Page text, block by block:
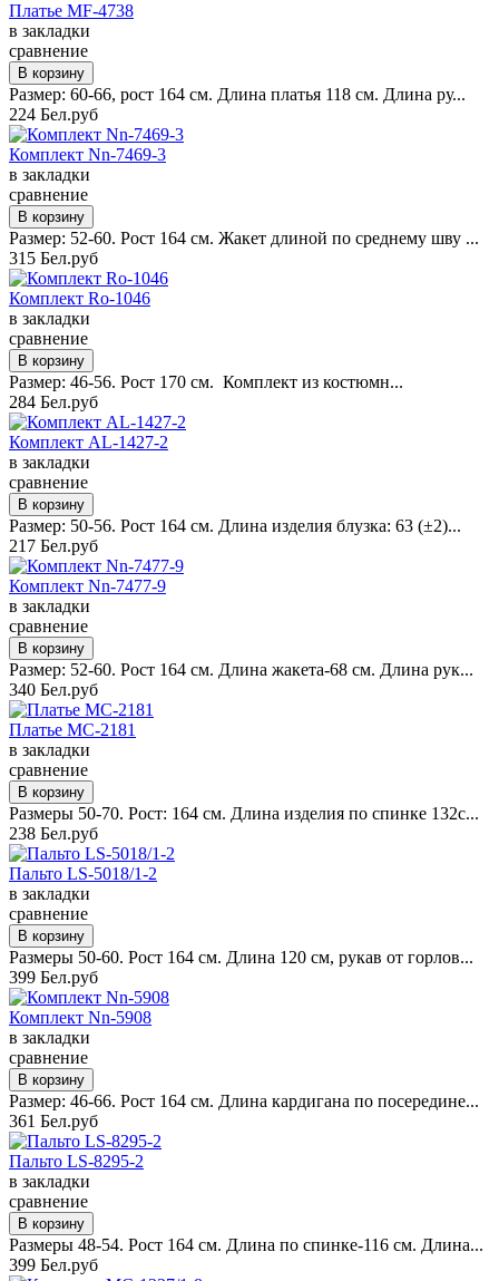
Платье MF-4738
в закладки
сравнение
Размер: 60-66, рост 164 см. Длина платья 118 см. Длина ру...
224 Бел.руб
Комплект Nn-7469-3
в закладки
сравнение
Размер: 52-60. Рост 164 см. Жакет длиной по среднему шву ...
315 Бел.руб
Комплект Ro-1046
в закладки
сравнение
Размер: 46-56. Рост 170 см. Комплект из костюмн...
284 Бел.руб
Комплект AL-1427-2
в закладки
сравнение
Размер: 50-56. Рост 164 см. Длина изделия блузка: 63 (±2)...
217 Бел.руб
Комплект Nn-7477-9
в закладки
сравнение
Размер: 52-60. Рост 164 см. Длина жакета-68 см. Длина рук...
340 Бел.руб
Платье MC-2181
в закладки
сравнение
Размеры 50-70. Рост: 164 см. Длина изделия по спинке 132с...
238 Бел.руб
Пальто LS-5018/1-2
в закладки
сравнение
Размеры 50-60. Рост 164 см. Длина 120 см, рукав от горлов...
399 Бел.руб
Комплект Nn-5908
в закладки
сравнение
Размер: 46-66. Рост 164 см. Длина кардигана по посередине...
361 Бел.руб
Пальто LS-8295-2
в закладки
сравнение
Размеры 48-54. Рост 164 см. Длина по спинке-116 см. Длина...
399 Бел.руб